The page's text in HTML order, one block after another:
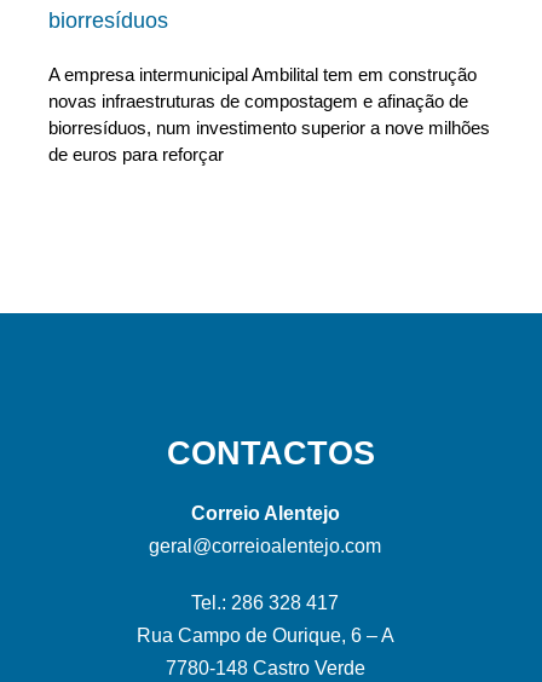
biorresíduos
A empresa intermunicipal Ambilital tem em construção
novas infraestruturas de compostagem e afinação de
biorresíduos, num investimento superior a nove milhões
de euros para reforçar
CONTACTOS
Correio Alentejo
geral@correioalentejo.com
Tel.: 286 328 417
Rua Campo de Ourique, 6 – A
7780-148 Castro Verde